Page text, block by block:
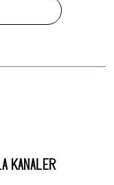
KANALER